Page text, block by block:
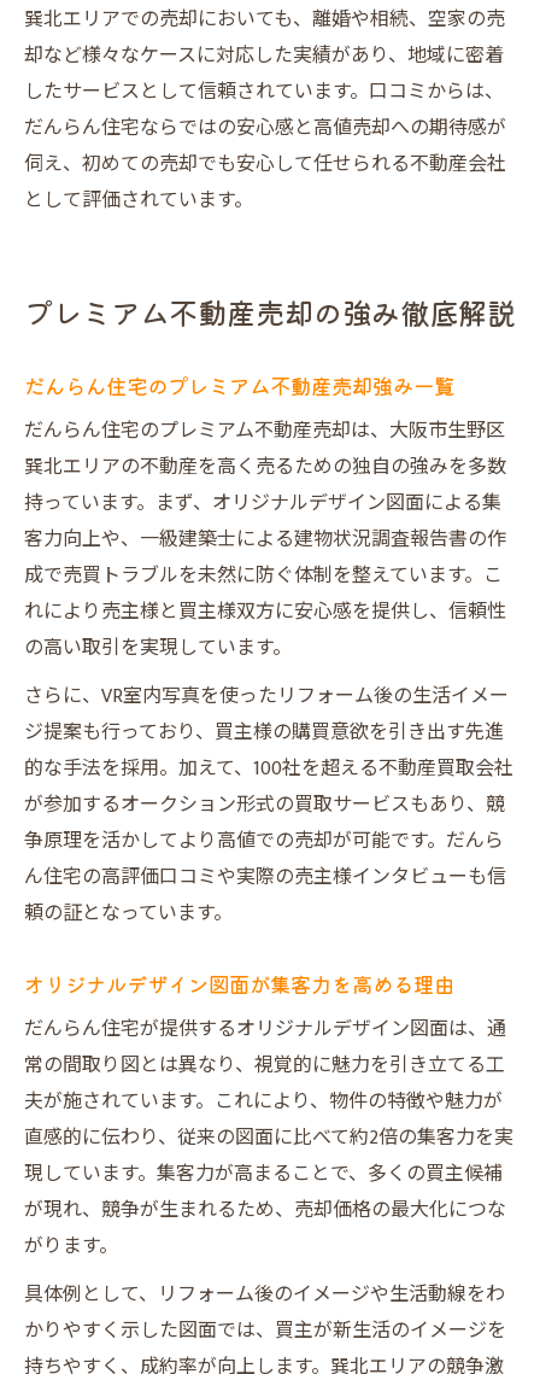
巽北エリアでの売却においても、離婚や相続、空家の売
却など様々なケースに対応した実績があり、地域に密着
したサービスとして信頼されています。口コミからは、
だんらん住宅ならではの安心感と高値売却への期待感が
伺え、初めての売却でも安心して任せられる不動産会社
として評価されています。
プレミアム不動産売却の強み徹底解説
だんらん住宅のプレミアム不動産売却強み一覧
だんらん住宅のプレミアム不動産売却は、大阪市生野区
巽北エリアの不動産を高く売るための独自の強みを多数
持っています。まず、オリジナルデザイン図面による集
客力向上や、一級建築士による建物状況調査報告書の作
成で売買トラブルを未然に防ぐ体制を整えています。こ
れにより売主様と買主様双方に安心感を提供し、信頼性
の高い取引を実現しています。
さらに、VR室内写真を使ったリフォーム後の生活イメー
ジ提案も行っており、買主様の購買意欲を引き出す先進
的な手法を採用。加えて、100社を超える不動産買取会社
が参加するオークション形式の買取サービスもあり、競
争原理を活かしてより高値での売却が可能です。だんら
ん住宅の高評価口コミや実際の売主様インタビューも信
頼の証となっています。
オリジナルデザイン図面が集客力を高める理由
だんらん住宅が提供するオリジナルデザイン図面は、通
常の間取り図とは異なり、視覚的に魅力を引き立てる工
夫が施されています。これにより、物件の特徴や魅力が
直感的に伝わり、従来の図面に比べて約2倍の集客力を実
現しています。集客力が高まることで、多くの買主候補
が現れ、競争が生まれるため、売却価格の最大化につな
がります。
具体例として、リフォーム後のイメージや生活動線をわ
かりやすく示した図面では、買主が新生活のイメージを
持ちやすく、成約率が向上します。巽北エリアの競争激